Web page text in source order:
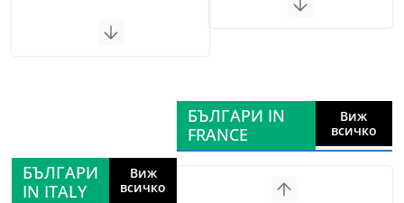
БЪЛГАРИ
IN ITALY
Виж
всичко
БЪЛГАРИ IN
FRANCE
Виж
всичко